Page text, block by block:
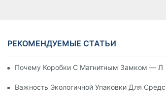
РЕКОМЕНДУЕМЫЕ СТАТЬИ
Почему Коробки С Магнитным Замком —
Важность Экологичной Упаковки Для